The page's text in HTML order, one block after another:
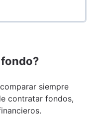
siempre
contratar fondos,